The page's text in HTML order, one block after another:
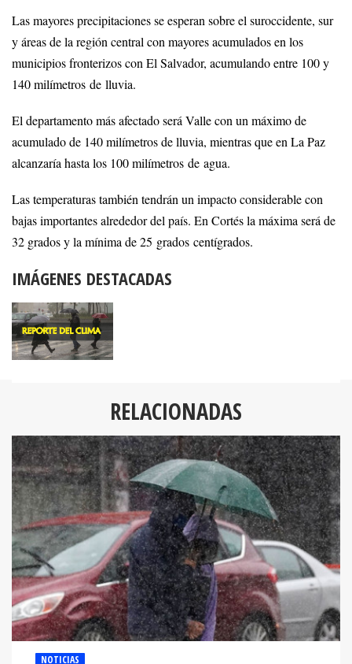
Las mayores precipitaciones se esperan sobre el suroccidente, sur
y áreas de la región central con mayores acumulados en los
municipios fronterizos con El Salvador, acumulando entre 100 y
140 milímetros de lluvia.
El departamento más afectado será Valle con un máximo de
acumulado de 140 milímetros de lluvia, mientras que en La Paz
alcanzaría hasta los 100 milímetros de agua.
Las temperaturas también tendrán un impacto considerable con
bajas importantes alrededor del país. En Cortés la máxima será de
32 grados y la mínima de 25 grados centígrados.
IMÁGENES DESTACADAS
RELACIONADAS
NOTICIAS